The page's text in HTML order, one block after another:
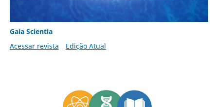
Gaia Scientia
Acessar revista
Edição Atual